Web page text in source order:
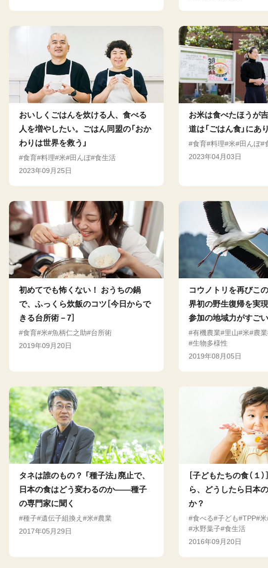
おいしくごはんを炊ける人、食べる
人を増やしたい。ごはん同盟の「おか
わりは世界を救う」
食育 料理 米 田んぼ 食生活
2023年09月25日
お米は食べたほうが
道は「ごはん食」にあり
食育 料理 米 田んぼ
2023年04月03日
初めてでも怖くない！ おうちの鍋
で、ふっくら炊飯のコツ［今日からで
きる台所術－7］
食育 米 魚柄仁之助
台所術
2019年09月20日
コウノトリを再びこ
界初の野生復帰を実
参加の地域力がすごい
有機農業 里山 米 農業
生物多様性
2019年08月05日
タネは誰のもの？ 「種子法」廃止で、
日本の食はどう変わるのか――種子
の専門家に聞く
種子 遺伝子組換え 米
農業
2017年05月29日
［子どもたちの食（１
ら、どうしたら日本
か？
食べる 子ども TPP 米
水野葉子 食生活
2016年09月20日